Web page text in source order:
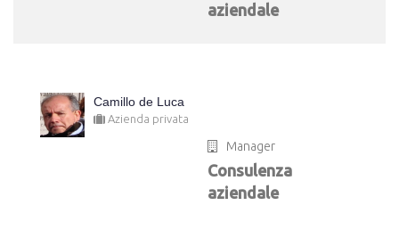
aziendale
Camillo de Luca
Azienda privata
Manager
Consulenza
aziendale